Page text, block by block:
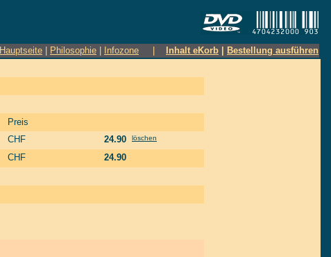
Hauptseite Philosophie Infozone Inhalt eKorb Bestellung ausführen
Preis
CHF 24.90 löschen
CHF 24.90